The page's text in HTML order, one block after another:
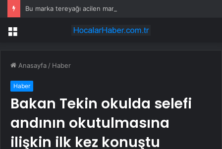
Bu marka tereyağı acilen market raflarından toplatılıyor
Menü
Anasayfa / Haber
Haber
Bakan Tekin okulda selefi
andının okutulmasına
ilişkin ilk kez konuştu